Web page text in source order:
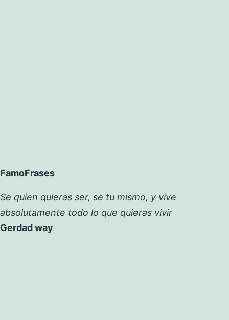
FamoFrases
Se quien quieras ser, se tu mismo, y vive
absolutamente todo lo que quieras vivir
Gerdad way